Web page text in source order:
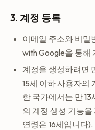
3. 계정 등록
이메일 주소와 비밀
with Google을 통해
계정을 생성하려면
15세 이하 사용자의
한 국가에서는 만
의 계정 생성 기능
연령은 16세입니다).